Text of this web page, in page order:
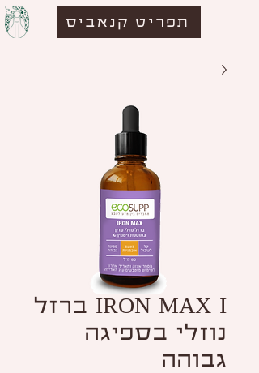
תפריט קנאביס
IRON MAX I ברזל
נוזלי בספיגה
גבוהה